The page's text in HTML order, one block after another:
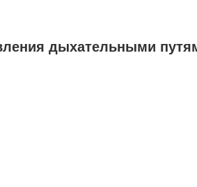
дыхательными